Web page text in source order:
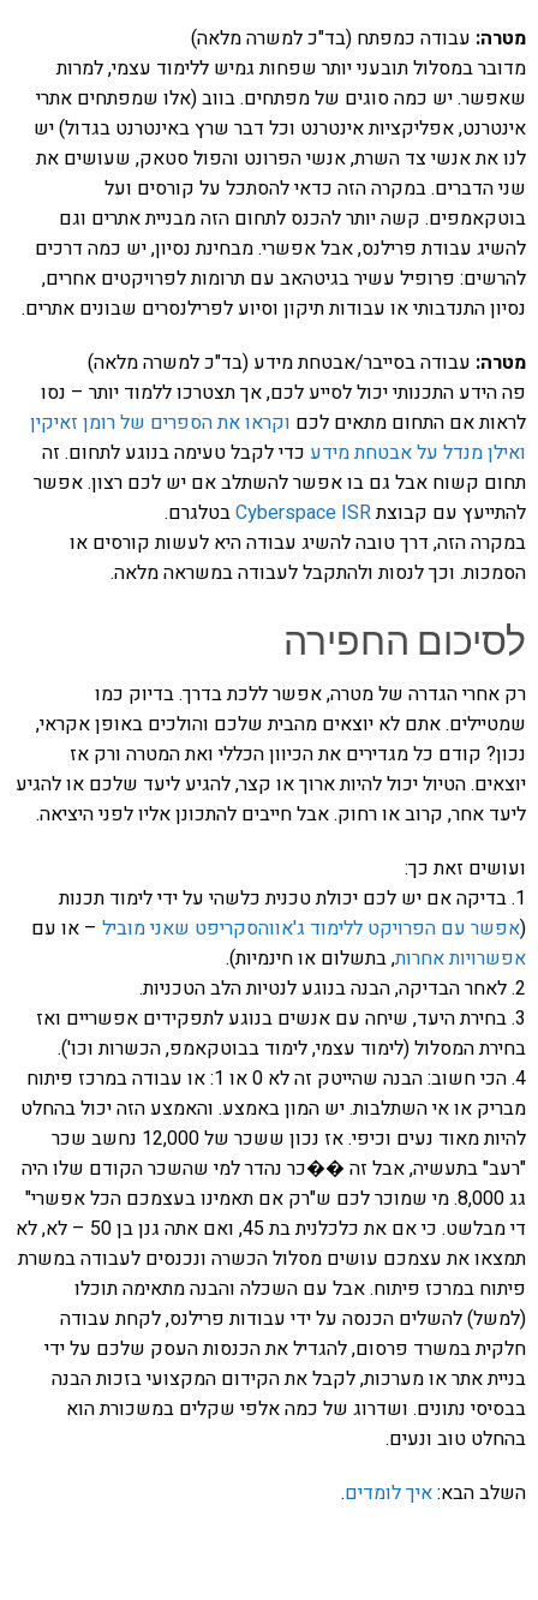
מטרה: עבודה כמפתח (בד"כ למשרה מלאה)
מדובר במסלול תובעני יותר שפחות גמיש ללימוד עצמי, למרות
שאפשר. יש כמה סוגים של מפתחים. בווב (אלו שמפתחים אתרי
אינטרנט, אפליקציות אינטרנט וכל דבר שרץ באינטרנט בגדול) יש
לנו את אנשי צד השרת, אנשי הפרונט והפול סטאק, שעושים את
שני הדברים. במקרה הזה כדאי להסתכל על קורסים ועל
בוטקאמפים. קשה יותר להכנס לתחום הזה מבניית אתרים וגם
להשיג עבודת פרילנס, אבל אפשרי. מבחינת נסיון, יש כמה דרכים
להרשים: פרופיל עשיר בגיטהאב עם תרומות לפרויקטים אחרים,
נסיון התנדבותי או עבודות תיקון וסיוע לפרילנסרים שבונים אתרים.
מטרה: עבודה בסייבר/אבטחת מידע (בד"כ למשרה מלאה)
פה הידע התכנותי יכול לסייע לכם, אך תצטרכו ללמוד יותר – נסו
לראות אם התחום מתאים לכם וקראו את הספרים של רומן זאיקין
ואילן מנדל על אבטחת מידע כדי לקבל טעימה בנוגע לתחום. זה
תחום קשוח אבל גם בו אפשר להשתלב אם יש לכם רצון. אפשר
להתייעץ עם קבוצתCyberspace ISRבטלגרם.
במקרה הזה, דרך טובה להשיג עבודה היא לעשות קורסים או
הסמכות. וכך לנסות ולהתקבל לעבודה במשראה מלאה.
לסיכום החפירה
רק אחרי הגדרה של מטרה, אפשר ללכת בדרך. בדיוק כמו
שמטיילים. אתם לא יוצאים מהבית שלכם והולכים באופן אקראי,
נכון? קודם כל מגדירים את הכיוון הכללי ואת המטרה ורק אז
יוצאים. הטיול יכול להיות ארוך או קצר, להגיע ליעד שלכם או להגיע
ליעד אחר, קרוב או רחוק. אבל חייבים להתכונן אליו לפני היציאה.
ועושים זאת כך:
1. בדיקה אם יש לכם יכולת טכנית כלשהי על ידי לימוד תכנות
(אפשר עם הפרויקט ללימוד ג'אווהסקריפט שאני מוביל – או עם
אפשרויות אחרות, בתשלום או חינמיות).
2. לאחר הבדיקה, הבנה בנוגע לנטיות הלב הטכניות.
3. בחירת היעד, שיחה עם אנשים בנוגע לתפקידים אפשריים ואז
בחירת המסלול (לימוד עצמי, לימוד בבוטקאמפ, הכשרות וכו').
4. הכי חשוב: הבנה שהייטק זה לא 0 או 1: או עבודה במרכז פיתוח
מבריק או אי השתלבות. יש המון באמצע. והאמצע הזה יכול בהחלט
להיות מאוד נעים וכיפי. אז נכון ששכר של 12,000 נחשב שכר
"רעב" בתעשיה, אבל זה ��כר נהדר למי שהשכר הקודם שלו היה
גג 8,000. מי שמוכר לכם ש"רק אם תאמינו בעצמכם הכל אפשרי"
די מבלשט. כי אם את כלכלנית בת 45, ואם אתה גנן בן 50 – לא, לא
תמצאו את עצמכם עושים מסלול הכשרה ונכנסים לעבודה במשרת
פיתוח במרכז פיתוח. אבל עם השכלה והבנה מתאימה תוכלו
(למשל) להשלים הכנסה על ידי עבודות פרילנס, לקחת עבודה
חלקית במשרד פרסום, להגדיל את הכנסות העסק שלכם על ידי
בניית אתר או מערכות, לקבל את הקידום המקצועי בזכות הבנה
בבסיסי נתונים. ושדרוג של כמה אלפי שקלים במשכורת הוא
בהחלט טוב ונעים.
השלב הבא:איך לומדים.